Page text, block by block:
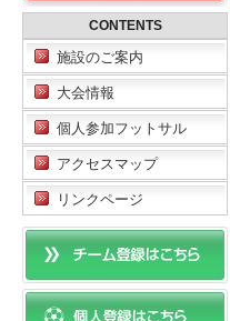
CONTENTS
施設のご案内
大会情報
個人参加フットサル
アクセスマップ
リンクページ